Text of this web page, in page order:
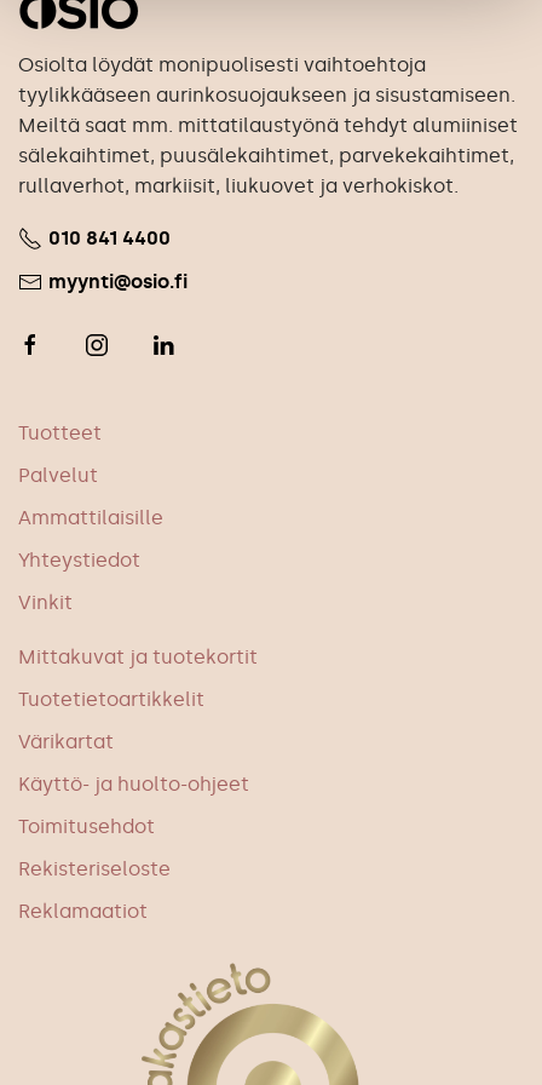
Osiolta löydät monipuolisesti vaihtoehtoja
tyylikkääseen aurinkosuojaukseen ja sisustamiseen.
Meiltä saat mm. mittatilaustyönä tehdyt alumiiniset
sälekaihtimet, puusälekaihtimet, parvekekaihtimet,
rullaverhot, markiisit, liukuovet ja verhokiskot.
010 841 4400
myynti@osio.fi
Tuotteet
Palvelut
Ammattilaisille
Yhteystiedot
Vinkit
Mittakuvat ja tuotekortit
Tuotetietoartikkelit
Värikartat
Käyttö- ja huolto-ohjeet
Toimitusehdot
Rekisteriseloste
Reklamaatiot